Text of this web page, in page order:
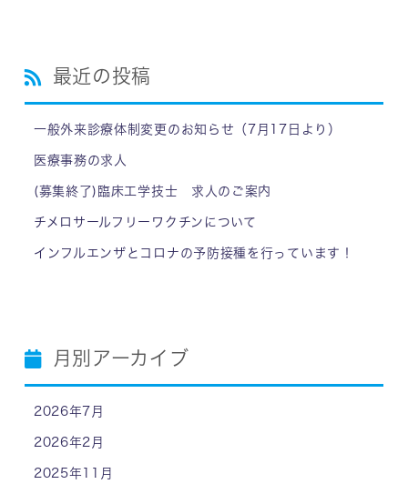
最近の投稿
一般外来診療体制変更のお知らせ（7月17日より）
医療事務の求人
(募集終了)臨床工学技士 求人のご案内
チメロサールフリーワクチンについて
インフルエンザとコロナの予防接種を行っています！
月別アーカイブ
2026年7月
2026年2月
2025年11月